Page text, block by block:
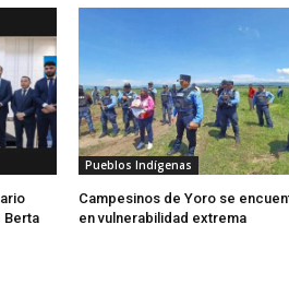
Berta
Pueblos Indígenas
Campesinos de Yoro se
en vulnerabilidad extrema